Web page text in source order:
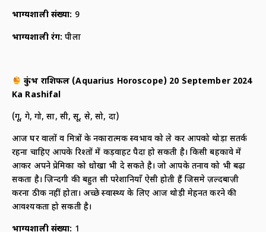
भाग्यशाली संख्या: 9
भाग्यशाली रंग: पीला
कुंभ राशिफल (Aquarius Horoscope) 20 September 2024
Ka Rashifal
(गू, गे, गो, सा, सी, सू, से, सो, दा)
आज घर वालों व मित्रों के नकारात्मक स्वभाव को ले कर आपको थोड़ा सतर्क
रहना चाहिए आपके रिश्तों में कड़वाहट पैदा हो सकती है। किसी बहकावे में
आकर अपने प्रेमिका को धोखा भी दे सकते है। जो आपके तनाव को भी बढ़ा
सकता है। ज़िन्दगी की बहुत सी परेशानियाँ ऐसी होती हैं जिसमे ज़ल्दबाज़ी
करना ठीक नहीं होता। अच्छे स्वास्थ्य के लिए आज थोड़ी मेहनत करने की
आवश्यकता हो सकती है।
भाग्यशाली संख्या: 1